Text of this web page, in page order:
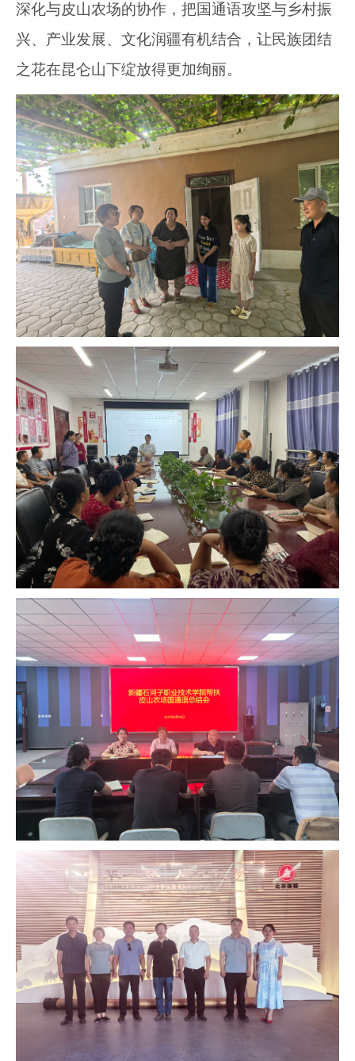
深化与皮山农场的协作，把国通语攻坚与乡村振
兴、产业发展、文化润疆有机结合，让民族团结
之花在昆仑山下绽放得更加绚丽。